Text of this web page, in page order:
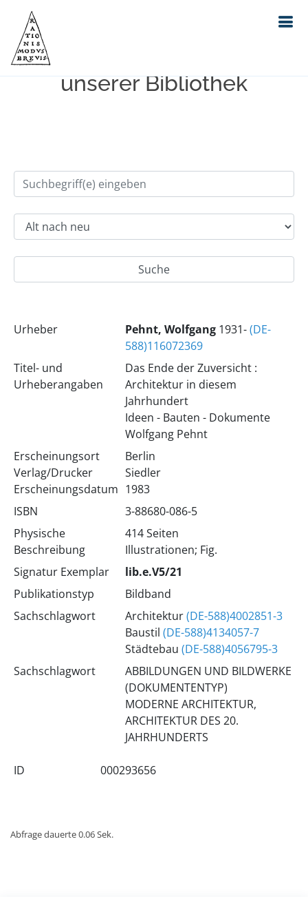
Einfache Suche im Bestand
unserer Bibliothek
Urheber Pehnt, Wolfgang1931-(DE-
588)116072369
Titel- und
Urheberangaben
Das Ende der Zuversicht :
Architektur in diesem
Jahrhundert
Ideen - Bauten - Dokumente
Wolfgang Pehnt
Erscheinungsort
Verlag/Drucker
Erscheinungsdatum
Berlin
Siedler
1983
ISBN
3-88680-086-5
Physische
Beschreibung
414 Seiten
Illustrationen; Fig.
Signatur Exemplar
lib.e.V5/21
Publikationstyp
Bildband
Sachschlagwort
Architektur(DE-588)4002851-3
Baustil (DE-588)4134057-7
Städtebau (DE-588)4056795-3
Sachschlagwort
ABBILDUNGEN UND BILDWERKE
(DOKUMENTENTYP)
MODERNE ARCHITEKTUR,
ARCHITEKTUR DES 20.
JAHRHUNDERTS
ID 000293656
Abfrage dauerte 0.06 Sek.